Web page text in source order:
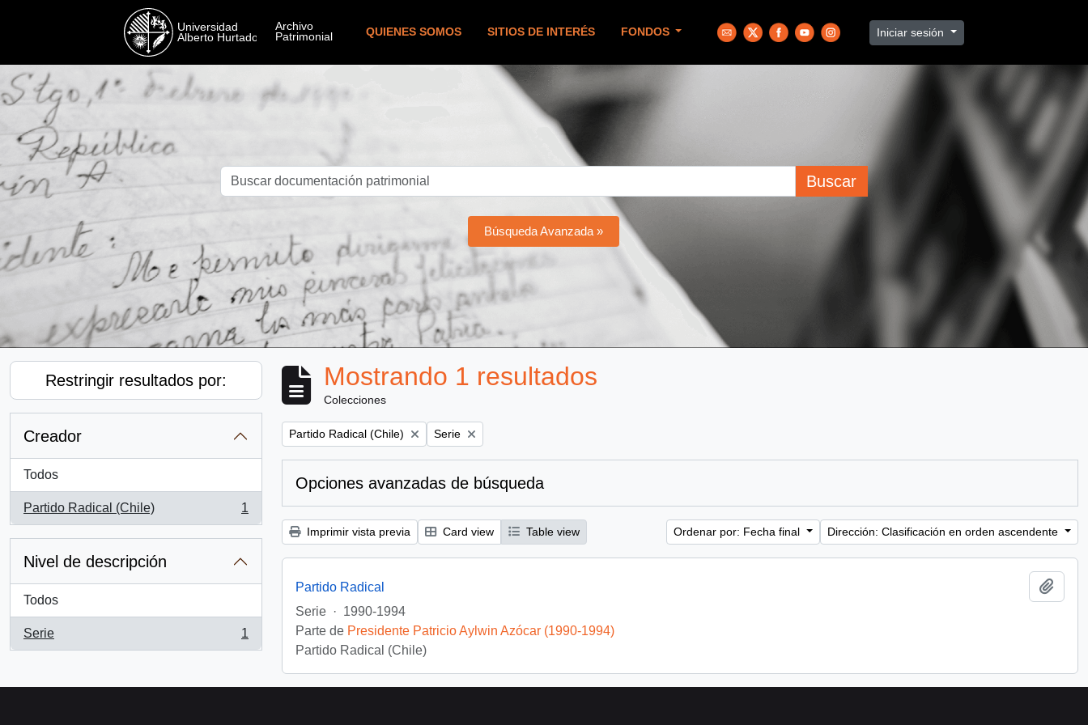
QUIENES SOMOS SITIOS DE INTERÉS FONDOS Iniciar sesión
Buscar
Búsqueda Avanzada »
Restringir resultados por:
Creador
Todos
Partido Radical (Chile)
, 1 resultados
1
Nivel de descripción
Todos
Serie
, 1 resultados
1
Mostrando 1 resultados
Colecciones
Remove filter:
Partido Radical (Chile) Remove filter:
Serie
Opciones avanzadas de búsqueda
Imprimir vista previa Card view Table view Ordenar por: Fecha final Dirección: Clasificación en orden ascendente
Partido Radical
Serie · 1990-1994
Parte de Presidente Patricio Aylwin Azócar (1990-1994)
Partido Radical (Chile)